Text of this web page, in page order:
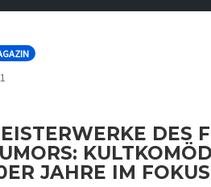
1
DES
JAHRE IM FOKUS